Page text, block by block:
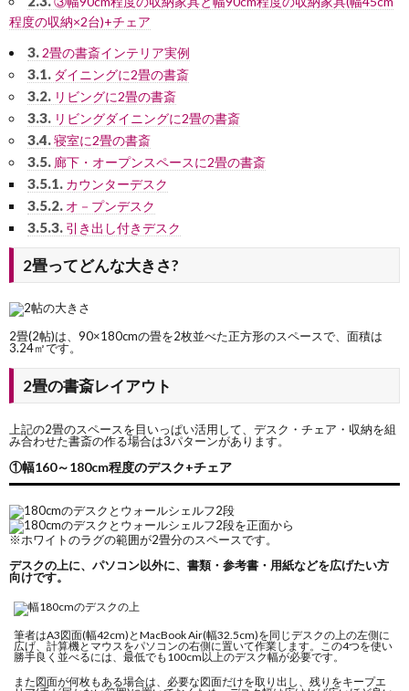
程度の収納×2台)+チェア
3. 2畳の書斎インテリア実例
3.1. ダイニングに2畳の書斎
3.2. リビングに2畳の書斎
3.3. リビングダイニングに2畳の書斎
3.4.寝室に2畳の書斎
3.5. 廊下・オープンスペースに2畳の書斎
3.5.1. カウンターデスク
3.5.2. オ－プンデスク
3.5.3. 引き出し付きデスク
2畳ってどんな大きさ?
2畳(2帖)は、90×180cmの畳を2枚並べた正方形のスペースで、面積は
3.24㎡です。
2畳の書斎レイアウト
上記の2畳のスペースを目いっぱい活用して、デスク・チェア・収納を組
み合わせた書斎の作る場合は3パターンがあります。
①幅160～180cm程度のデスク+チェア
※ホワイトのラグの範囲が2畳分のスペースです。
デスクの上に、パソコン以外に、書類・参考書・用紙などを広げたい方
向けです。
筆者はA3図面(幅42cm)とMacBook Air(幅32.5cm)を同じデスクの上の左側に
広げ、計算機とマウスをパソコンの右側に置いて作業します。この4つを使い
勝手良く並べるには、最低でも100cm以上のデスク幅が必要です。
また図面が何枚もある場合は、必要な図面だけを取り出し、残りをキープエ